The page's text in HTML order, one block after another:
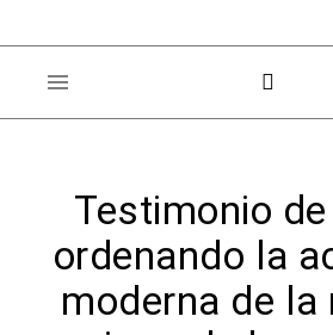
Testimonio
ordenando la
moderna de la